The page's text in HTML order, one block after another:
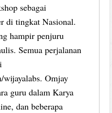
sebagai
di tingkat Nasional.
hampir penjuru
Semua perjalanan
wijayalabs. Omjay
guru dalam Karya
dan beberapa